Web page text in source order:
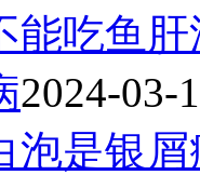
能吃鱼肝
2024-03-
泡是银屑